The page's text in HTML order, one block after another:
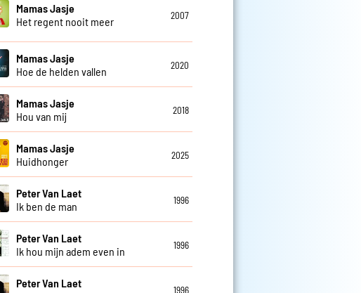
Mamas Jasje
Het regent nooit meer
2007
Mamas Jasje
Hoe de helden vallen
2020
Mamas Jasje
Hou van mij
2018
Mamas Jasje
Huidhonger
2025
Peter Van Laet
Ik ben de man
1996
Peter Van Laet
Ik hou mijn adem even in
1996
Peter Van Laet
1996